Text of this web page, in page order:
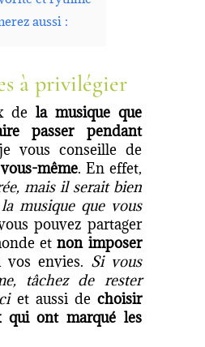
aussi :
à privilégier
de la musique que
passer pendant
vous conseille de
même. En effet,
mais il serait bien
musique que vous
pouvez partager
etnon imposer
vos envies. Si vous
tâchez de rester
et aussi de choisir
qui ont marqué les